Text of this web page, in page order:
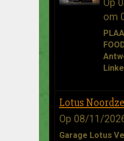
Op
om
Lotus
Op 08/11/
Garage Lotus